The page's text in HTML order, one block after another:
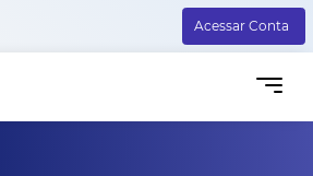
Acessar Conta